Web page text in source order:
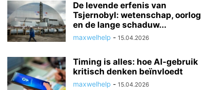
De levende erfenis van
Tsjernobyl: wetenschap, oorlog
en de lange schaduw...
maxwelhelp - 15.04.2026
Timing is alles: hoe AI-gebruik
kritisch denken beïnvloedt
maxwelhelp - 15.04.2026